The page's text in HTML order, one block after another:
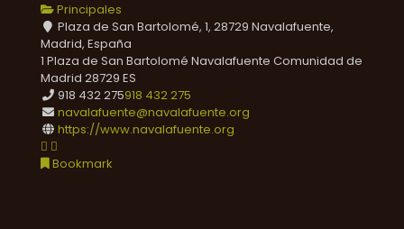
Principales
Plaza de San Bartolomé, 1, 28729 Navalafuente,
Madrid, España
1 Plaza de San Bartolomé Navalafuente Comunidad de
Madrid 28729 ES
918 432 275918 432 275
navalafuente@navalafuente.org
https://www.navalafuente.org
Bookmark